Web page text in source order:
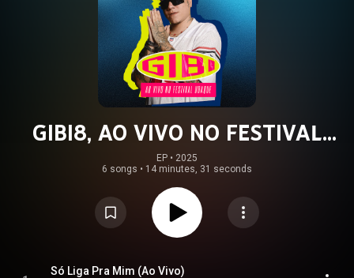
GIBI8, AO VIVO NO FESTIVAL
UBAQUE (Ao Vivo)
EP • 2025
6 songs • 14 minutes, 31 seconds
Só Liga Pra Mim (Ao Vivo)